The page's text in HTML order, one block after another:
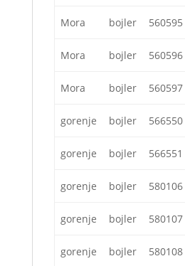
Mora bojler 560595
Mora bojler 560596
Mora bojler 560597
gorenje bojler 566550
gorenje bojler 566551
gorenje bojler 580106
gorenje bojler 580107
gorenje bojler 580108